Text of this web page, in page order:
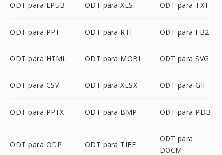
ODT para EPUB ODT para XLS ODT para TXT
ODT para PPT ODT para RTF ODT para FB2
ODT para HTML ODT para MOBI ODT para SVG
ODT para CSV ODT para XLSX ODT para GIF
ODT para PPTX ODT para BMP ODT para PDB
ODT para ODP ODT para TIFF
ODT para
DOCM